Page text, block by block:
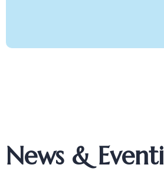
News & Eventi